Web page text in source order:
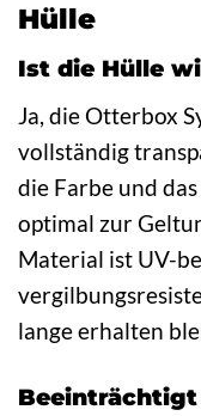
Hülle
Ist die Hülle
Ja, die Otterbox
vollständig
die Farbe und
optimal zur
Material ist UV-
lange erhalten
Beeinträchtigt